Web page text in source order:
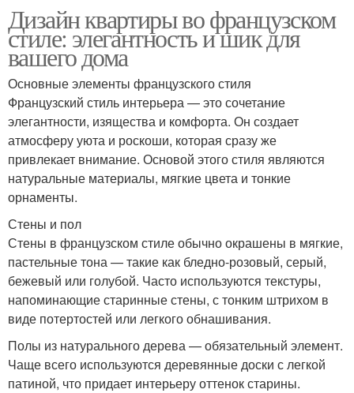
Дизайн квартиры во французском
стиле: элегантность и шик для
вашего дома
Основные элементы французского стиля
Французский стиль интерьера — это сочетание
элегантности, изящества и комфорта. Он создает
атмосферу уюта и роскоши, которая сразу же
привлекает внимание. Основой этого стиля являются
натуральные материалы, мягкие цвета и тонкие
орнаменты.
Стены и пол
Стены в французском стиле обычно окрашены в мягкие,
пастельные тона — такие как бледно-розовый, серый,
бежевый или голубой. Часто используются текстуры,
напоминающие старинные стены, с тонким штрихом в
виде потертостей или легкого обнашивания.
Полы из натурального дерева — обязательный элемент.
Чаще всего используются деревянные доски с легкой
патиной, что придает интерьеру оттенок старины.